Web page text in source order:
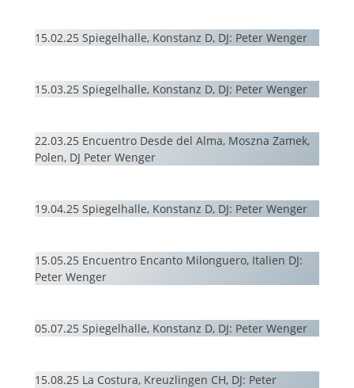
15.02.25 Spiegelhalle, Konstanz D, DJ: Peter Wenger
15.03.25 Spiegelhalle, Konstanz D, DJ: Peter Wenger
22.03.25 Encuentro Desde del Alma, Moszna Zamek,
Polen, DJ Peter Wenger
19.04.25 Spiegelhalle, Konstanz D, DJ: Peter Wenger
15.05.25 Encuentro Encanto Milonguero, Italien DJ:
Peter Wenger
05.07.25 Spiegelhalle, Konstanz D, DJ: Peter Wenger
15.08.25 La Costura, Kreuzlingen CH, DJ: Peter